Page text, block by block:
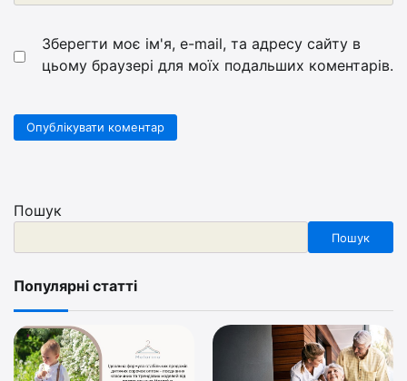
Зберегти моє ім'я, e-mail, та адресу сайту в
цьому браузері для моїх подальших коментарів.
Пошук
Пошук
Популярні статті